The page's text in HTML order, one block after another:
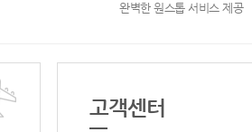
완벽한 원스톱 서비스 제공
고객센터